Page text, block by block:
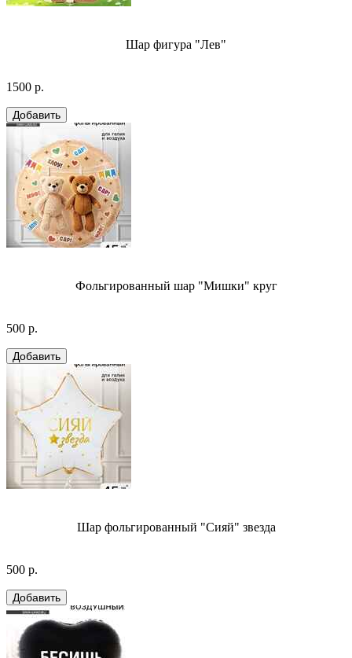
Шар фигура "Лев"
1500 р.
Фольгированный шар "Мишки" круг
500 р.
Шар фольгированный "Сияй" звезда
500 р.